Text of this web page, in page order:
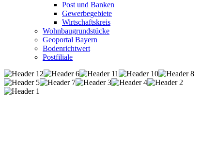
Post und Banken
Gewerbegebiete
Wirtschaftskreis
Wohnbaugrundstücke
Geoportal Bayern
Bodenrichtwert
Postfiliale